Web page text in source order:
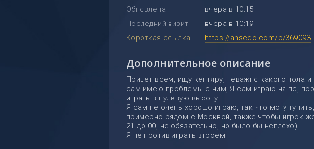
Обновлена
вчера в 10:15
Последний визит
вчера в 10:19
Короткая ссылка
https://ansedo.com/b/369093
Дополнительное описание
Привет всем, ищу кентяру, неважно какого пола
сам имею проблемы с ним, Я сам играю на пс,
играть в нулевую высоту.
Я сам не очень хорошо играю, так что могу
примерно рядом с Москвой, также чтобы игрок
21 до 00, не обязательно, но было бы неплохо)
Я не против играть втроем